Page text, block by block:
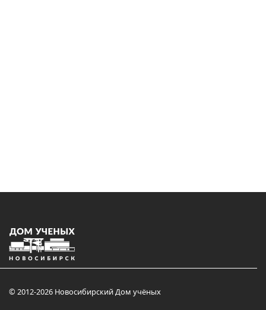
© 2012-2026 Новосибирский Дом учёных